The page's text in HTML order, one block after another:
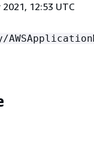
12:53 UTC